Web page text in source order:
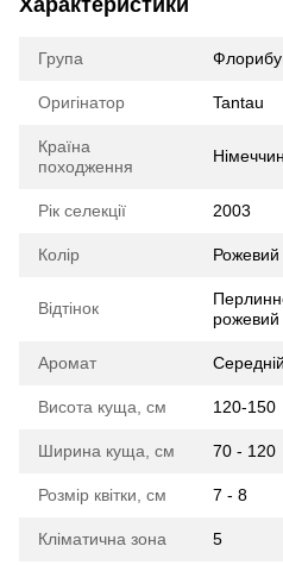
Характеристики
Група
Оригінатор Tantau
Країна
походження
Рік селекції 2003
Колір Рожевий
Відтінок
рожевий
Аромат Середній
Висота куща, см 120-150
Ширина куща, см 70 - 120
Розмір квітки, см 7 - 8
Кліматична зона 5